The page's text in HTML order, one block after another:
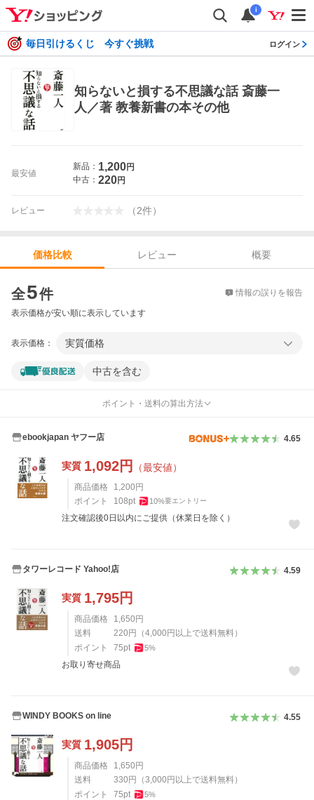
i
毎日引けるくじ 今すぐ挑戦 ログイン
知らないと損する不思議な話 斎藤一
人／著 教養新書の本その他
最安値
新品： 1,200円
中古： 220円
レビュー （2件）
価格比較 レビュー
概要
全5件 情報の誤りを報告
表示価格が安い順に表示しています
表示価格： 実質価格
中古を含む
ポイント・送料の算出方法
ebookjapan ヤフー店 4.65
実質 1,092円 （最安値）
商品価格 1,200 円
ポイント
108pt 10%要エントリー
注文確認後0日以内にご提供（休業日を除く）
タワーレコード Yahoo!店 4.59
実質 1,795円
商品価格 1,650 円
送料
220 円 （4,000 円以上で送料無料）
ポイント
75pt 5%
お取り寄せ商品
WINDY BOOKS on line 4.55
実質 1,905円
商品価格 1,650 円
送料
330 円 （3,000 円以上で送料無料）
ポイント
75pt 5%